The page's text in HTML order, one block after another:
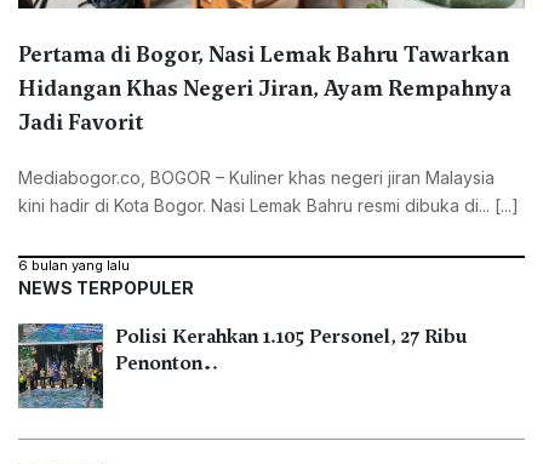
Pertama di Bogor, Nasi Lemak Bahru Tawarkan
Hidangan Khas Negeri Jiran, Ayam Rempahnya
Jadi Favorit
Mediabogor.co, ‎BOGOR – Kuliner khas negeri jiran Malaysia
kini hadir di Kota Bogor. Nasi Lemak Bahru resmi dibuka di... [...]
6 bulan yang lalu
NEWS TERPOPULER
Polisi Kerahkan 1.105 Personel, 27 Ribu
Penonton…